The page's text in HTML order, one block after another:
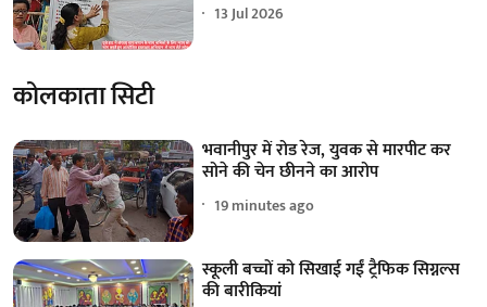
13 Jul 2026
कोलकाता सिटी
भवानीपुर में रोड रेज, युवक से मारपीट कर
सोने की चेन छीनने का आरोप
19 minutes ago
स्कूली बच्चों को सिखाई गईं ट्रैफिक सिग्नल्स
की बारीकियां